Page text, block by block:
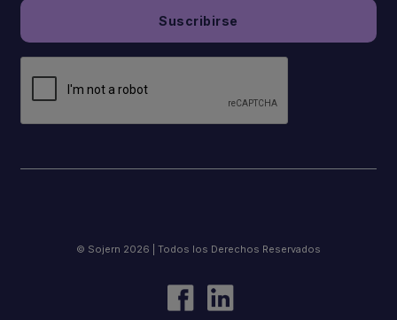
© Sojern 2026 | Todos los Derechos Reservados